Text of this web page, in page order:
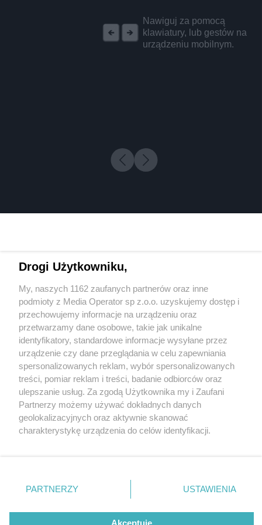
Nawiguj za pomocą
klawiatury, lub gestów na
urządzeniu mobilnym.
1 / 0
Wydawca mediów lokalnych
Nie zapomnij
zapoznać się z:
polityką prywatności regulamin korzystania z portali
Twojemiasto
Piekary Śląskie
Chorzów
Tarnowskie Góry
Gliwice
Skontakuj sięz nami
Kontakt
Wydawca
Redakcja
Drogi Użytkowniku,
My, naszych 1162 zaufanych partnerów oraz inne
podmioty z Media Operator sp z.o.o. uzyskujemy dostęp i
przechowujemy informacje na urządzeniu oraz
przetwarzamy dane osobowe, takie jak unikalne
identyfikatory, standardowe informacje wysyłane przez
urządzenie czy dane przeglądania w celu zapewniania
spersonalizowanych reklam, wybór spersonalizowanych
treści, pomiar reklam i treści, badanie odbiorców oraz
ulepszanie usług. Za zgodą Użytkownika my i Zaufani
Partnerzy możemy używać dokładnych danych
geolokalizacyjnych oraz aktywnie skanować
charakterystykę urządzenia do celów identyfikacji.
zmienić/wycofać klikając przycisk ustawień prywatności
znajdujący się w lewym dolnym rogu strony
rodzaje przetwarzania danych nie wymagają zgody
użytkownika, ale masz prawo sprzeciwić się takiemu
PARTNERZY USTAWIENIA
Akceptuję